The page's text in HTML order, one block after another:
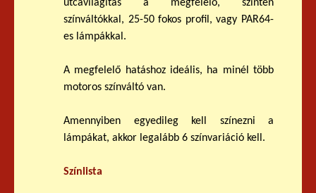
utcavilágítás a megfelelő, szintén
színváltókkal, 25-50 fokos profil, vagy PAR64-
es lámpákkal.
A megfelelő hatáshoz ideális, ha minél több
motoros színváltó van.
Amennyiben egyedileg kell színezni a
lámpákat, akkor legalább 6 színvariáció kell.
Színlista